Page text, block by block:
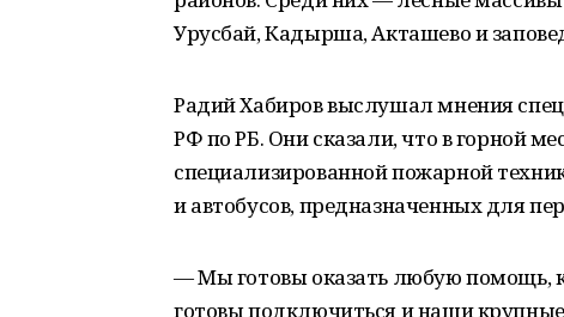
Урусбай, Кадырша, Акташево и
Радий Хабиров выслушал мнения
РФ по РБ. Они сказали, что в горной
специализированной пожарной
и автобусов, предназначенных для
— Мы готовы оказать любую помощь,
готовы подключиться и наши